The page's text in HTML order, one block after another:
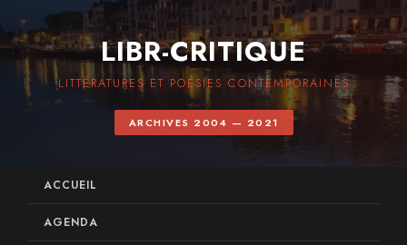
LIBR-CRITIQUE
LITTÉRATURES ET POÉSIES CONTEMPORAINES
ARCHIVES 2004 — 2021
ACCUEIL
AGENDA